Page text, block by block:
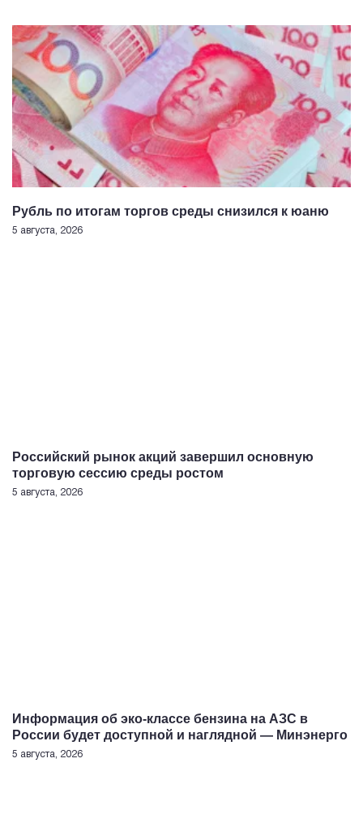
Рубль по итогам торгов среды снизился к юаню
5 августа, 2026
Российский рынок акций завершил основную
торговую сессию среды ростом
5 августа, 2026
Информация об эко-классе бензина на АЗС в
России будет доступной и наглядной — Минэнерго
5 августа, 2026